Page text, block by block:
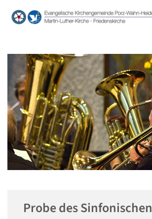
Probe des Sinfonischen